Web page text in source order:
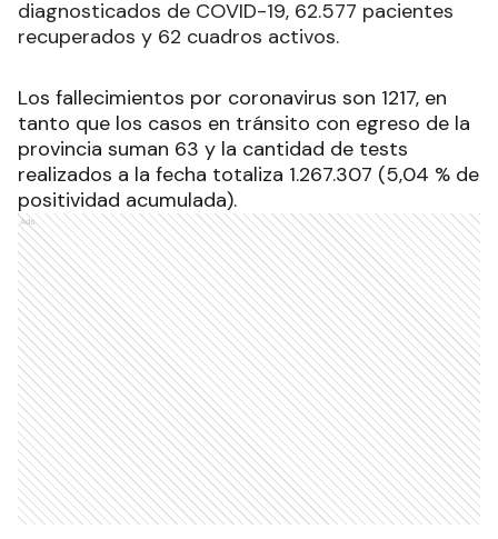
diagnosticados de COVID-19, 62.577 pacientes
recuperados y 62 cuadros activos.
Los fallecimientos por coronavirus son 1217, en
tanto que los casos en tránsito con egreso de la
provincia suman 63 y la cantidad de tests
realizados a la fecha totaliza 1.267.307 (5,04 % de
positividad acumulada).
Ads